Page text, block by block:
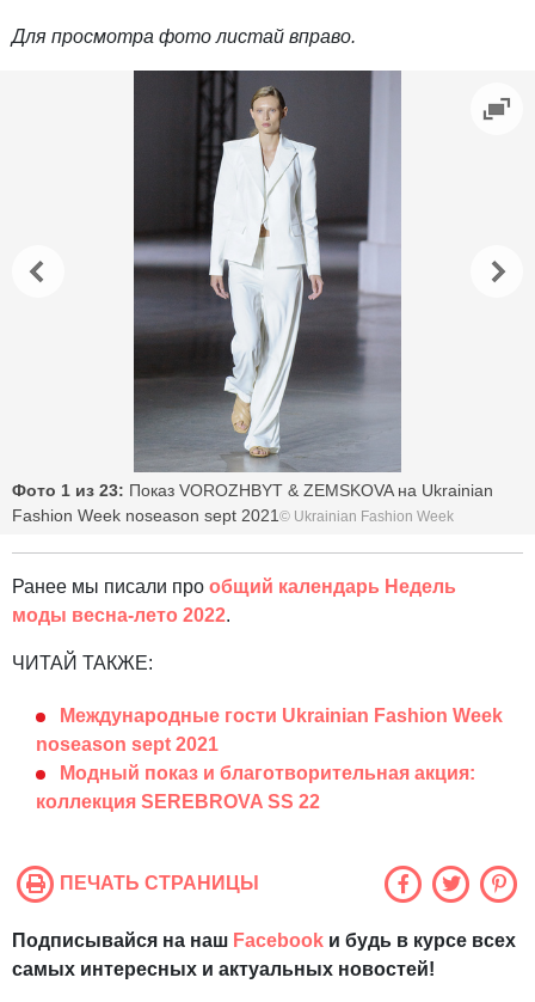
Для просмотра фото листай вправо.
Фото 1 из 23: Показ VOROZHBYT & ZEMSKOVA на Ukrainian
Fashion Week noseason sept 2021© Ukrainian Fashion Week
Ранее мы писали про общий календарь Недель
моды весна-лето 2022.
ЧИТАЙ ТАКЖЕ:
Международные гости Ukrainian Fashion Week
noseason sept 2021
Модный показ и благотворительная акция:
коллекция SEREBROVA SS 22
ПЕЧАТЬ СТРАНИЦЫ
Подписывайся на наш Facebook и будь в курсе всех
самых интересных и актуальных новостей!